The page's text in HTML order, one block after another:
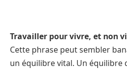
Travailler pour vivre, et non
Cette phrase peut sembler
un équilibre vital. Un équilibre